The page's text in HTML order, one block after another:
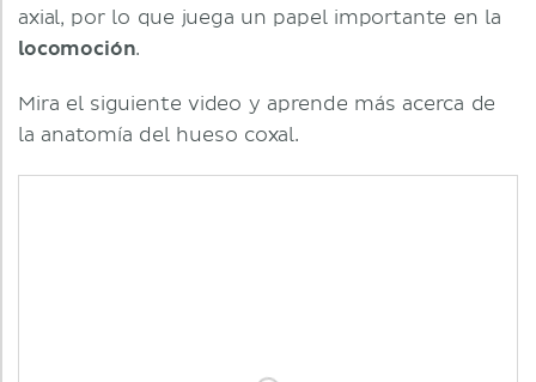
axial, por lo que juega un papel importante en la
locomoción.
Mira el siguiente video y aprende más acerca de
la anatomía del hueso coxal.